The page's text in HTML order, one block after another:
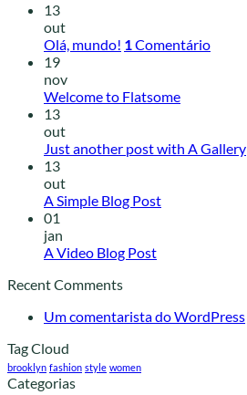
13
out
Olá, mundo! 1Comentário
19
nov
Welcome to Flatsome
13
out
Just another post with A Gallery
13
out
A Simple Blog Post
01
jan
A Video Blog Post
Recent Comments
Um comentarista do WordPress
Tag Cloud
brooklyn fashion style women
Categorias